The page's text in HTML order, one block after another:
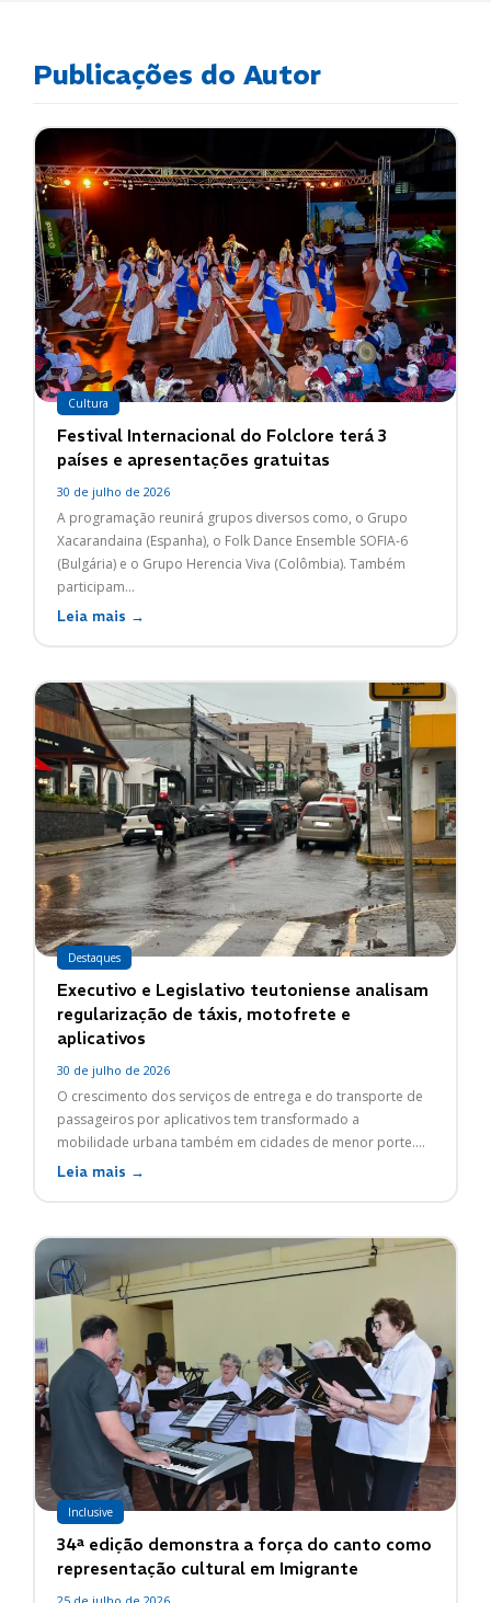
Publicações do Autor
Cultura
Festival Internacional do Folclore terá 3
países e apresentações gratuitas
30 de julho de 2026
A programação reunirá grupos diversos como, o Grupo
Xacarandaina (Espanha), o Folk Dance Ensemble SOFIA-6
(Bulgária) e o Grupo Herencia Viva (Colômbia). Também
participam...
Leia mais →
Destaques
Executivo e Legislativo teutoniense analisam
regularização de táxis, motofrete e
aplicativos
30 de julho de 2026
O crescimento dos serviços de entrega e do transporte de
passageiros por aplicativos tem transformado a
mobilidade urbana também em cidades de menor porte....
Leia mais →
Inclusive
34ª edição demonstra a força do canto como
representação cultural em Imigrante